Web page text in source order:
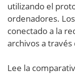
utilizando el
ordenadores.
conectado a la
archivos a través
Lee la